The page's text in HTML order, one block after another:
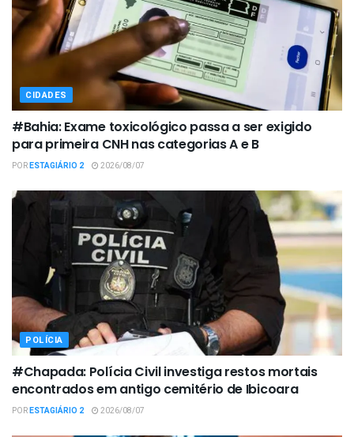
CIDADES
#Bahia: Exame toxicológico passa a ser exigido
para primeira CNH nas categorias A e B
PORESTAGIÁRIO 2 2026/08/07
POLÍCIA
#Chapada: Polícia Civil investiga restos mortais
encontrados em antigo cemitério de Ibicoara
PORESTAGIÁRIO 2 2026/08/07